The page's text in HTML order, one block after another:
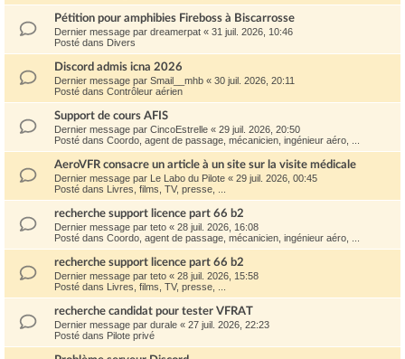
Pétition pour amphibies Fireboss à Biscarrosse
Dernier message par dreamerpat « 31 juil. 2026, 10:46
Posté dans Divers
Discord admis icna 2026
Dernier message par Smail__mhb « 30 juil. 2026, 20:11
Posté dans Contrôleur aérien
Support de cours AFIS
Dernier message par CincoEstrelle « 29 juil. 2026, 20:50
Posté dans Coordo, agent de passage, mécanicien, ingénieur aéro, ...
AeroVFR consacre un article à un site sur la visite médicale
Dernier message par Le Labo du Pilote « 29 juil. 2026, 00:45
Posté dans Livres, films, TV, presse, ...
recherche support licence part 66 b2
Dernier message par teto « 28 juil. 2026, 16:08
Posté dans Coordo, agent de passage, mécanicien, ingénieur aéro, ...
recherche support licence part 66 b2
Dernier message par teto « 28 juil. 2026, 15:58
Posté dans Livres, films, TV, presse, ...
recherche candidat pour tester VFRAT
Dernier message par durale « 27 juil. 2026, 22:23
Posté dans Pilote privé